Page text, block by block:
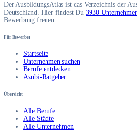
Der AusbildungsAtlas ist das Verzeichnis der
Deutschland. Hier findest Du 3930 Unternehmen
Bewerbung freuen.
Für Bewerber
Startseite
Unternehmen suchen
Berufe entdecken
Azubi-Ratgeber
Übersicht
Alle Berufe
Alle Städte
Alle Unternehmen